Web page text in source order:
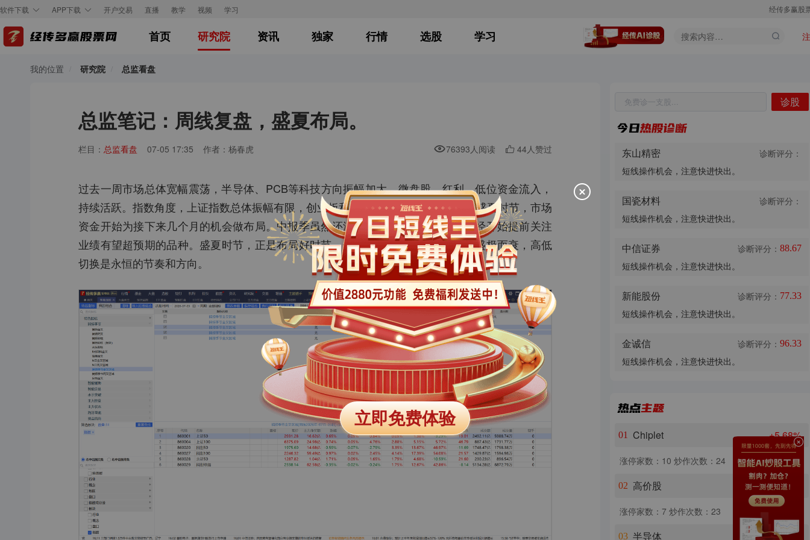
软件下载 APP下载 开户交易 直播 教学 视频 学习 经传多赢股
首页 研究院 资讯 独家 行情 选股 学习
我的位置 研究院 总监看盘
总监笔记：周线复盘，盛夏布局。
栏目： 总监看盘 07-05 17:35 作者：杨春虎 76393人阅读 44人赞过
过去一周市场总体宽幅震荡，半导体、PCB等科技方向振幅加大，微盘股、红利，低位资金流入，
持续活跃。指数角度，上证指数总体振幅有限，创业板和科创50宽幅振荡。进入7月盛夏时节，市场
资金开始为接下来几个月的机会做布局。中报季虽然还没全面开启，但聪明资金已经开始提前关注
业绩有望超预期的品种。盛夏时节，正是布局好时节，选对方向，比追高更重要。盛极而衰，高低
切换是永恒的节奏和方向。
诊股
股票代码
东山精密
诊断评分：
短线操作机会，注意快进快出。
国瓷材料
诊断评分：
短线操作机会，注意快进快出。
中信证券 诊断评分： 88.67
短线操作机会，注意快进快出。
新能股份 诊断评分： 77.33
短线操作机会，注意快进快出。
金诚信 诊断评分： 96.33
短线操作机会，注意快进快出。
01 Chiplet +5.68%
涨停家数：10 炒作次数：24
02 高价股 +5.10%
涨停家数：7 炒作次数：23
03 半导体 +4.95%
立即免费体验